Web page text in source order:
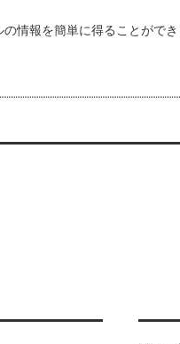
情報を簡単に得ることができ